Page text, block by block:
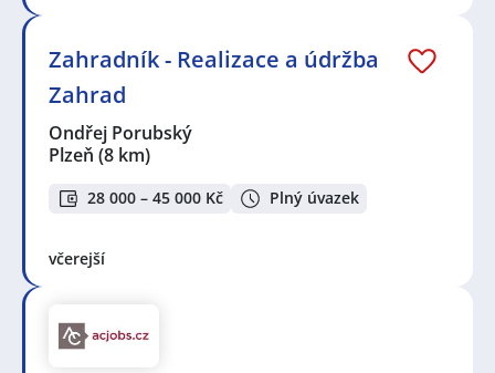
Zahradník - Realizace a údržba
Zahrad
Ondřej Porubský
Plzeň (8 km)
28 000 – 45 000 Kč Plný úvazek
včerejší